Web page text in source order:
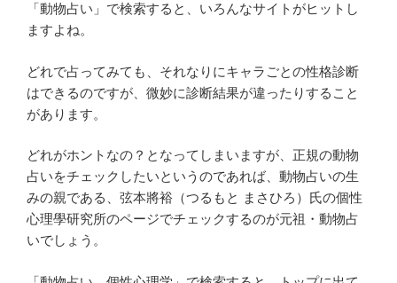
「動物占い」で検索すると、いろんなサイトがヒットし
ますよね。
どれで占ってみても、それなりにキャラごとの性格診断
はできるのですが、微妙に診断結果が違ったりすること
があります。
どれがホントなの？となってしまいますが、正規の動物
占いをチェックしたいというのであれば、動物占いの生
みの親である、弦本將裕（つるもと まさひろ）氏の個性
心理學研究所のページでチェックするのが元祖・動物占
いでしょう。